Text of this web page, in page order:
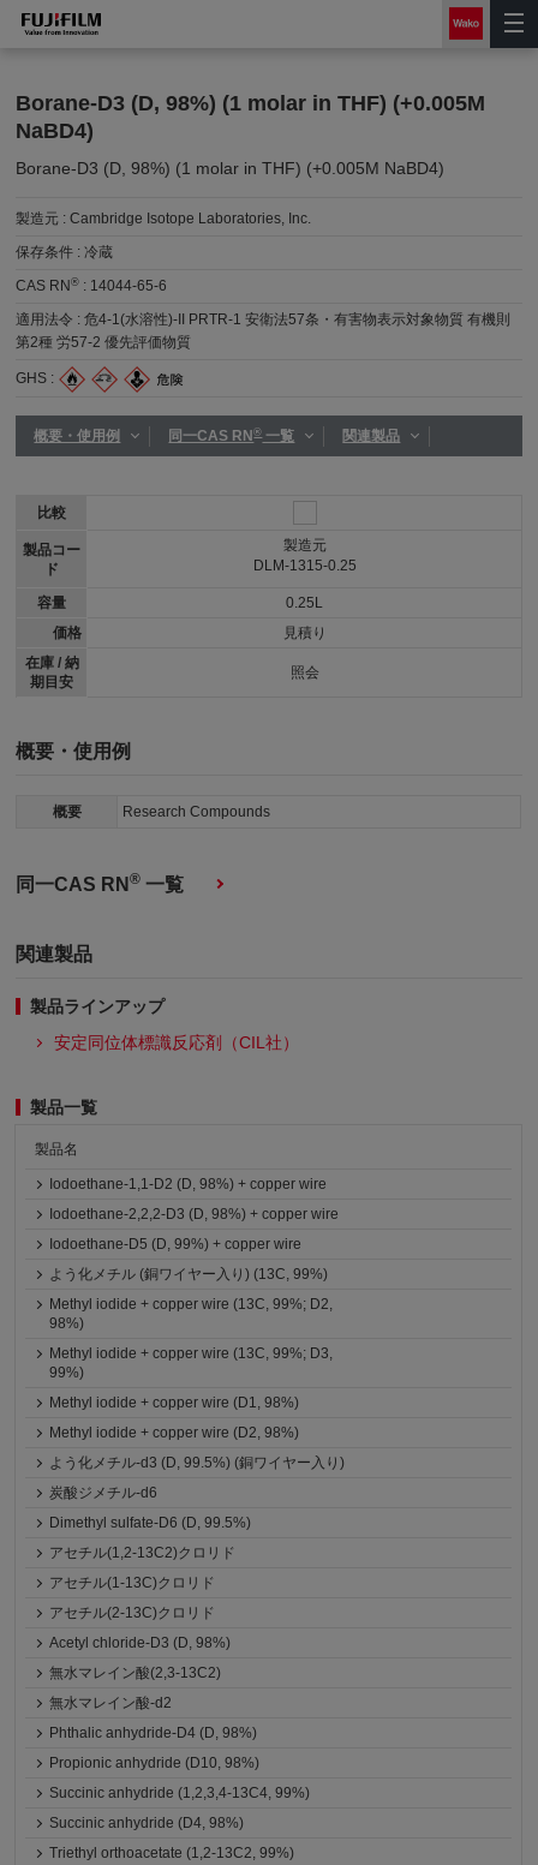
Borane-D3 (D, 98%) (1 molar in THF) (+0.005M
NaBD4)
Borane-D3 (D, 98%) (1 molar in THF) (+0.005M NaBD4)
製造元 :Cambridge Isotope Laboratories, Inc.
保存条件 :冷蔵
CAS RN® : 14044-65-6
適用法令 :危4-1(水溶性)-II PRTR-1 安衛法57条・有害物表示対象物質 有機則
第2種 労57-2 優先評価物質
GHS :
概要・使用例 同一CAS RN®一覧 関連製品
比較
製品コー
ド
容量
価格
在庫 / 納
期目安
製造元
DLM-1315-0.25
0.25L
見積り
照会
概要・使用例
概要 Research Compounds
同一CAS RN® 一覧
関連製品
製品ラインアップ
安定同位体標識反応剤（CIL社）
製品一覧
製品名
Iodoethane-1,1-D2 (D, 98%) + copper wire
Iodoethane-2,2,2-D3 (D, 98%) + copper wire
Iodoethane-D5 (D, 99%) + copper wire
よう化メチル (銅ワイヤー入り) (13C, 99%)
Methyl iodide + copper wire (13C, 99%; D2,
98%)
Methyl iodide + copper wire (13C, 99%; D3,
99%)
Methyl iodide + copper wire (D1, 98%)
Methyl iodide + copper wire (D2, 98%)
よう化メチル-d3 (D, 99.5%) (銅ワイヤー入り)
炭酸ジメチル-d6
Dimethyl sulfate-D6 (D, 99.5%)
アセチル(1,2-13C2)クロリド
アセチル(1-13C)クロリド
アセチル(2-13C)クロリド
Acetyl chloride-D3 (D, 98%)
無水マレイン酸(2,3-13C2)
無水マレイン酸-d2
Phthalic anhydride-D4 (D, 98%)
Propionic anhydride (D10, 98%)
Succinic anhydride (1,2,3,4-13C4, 99%)
Succinic anhydride (D4, 98%)
Triethyl orthoacetate (1,2-13C2, 99%)